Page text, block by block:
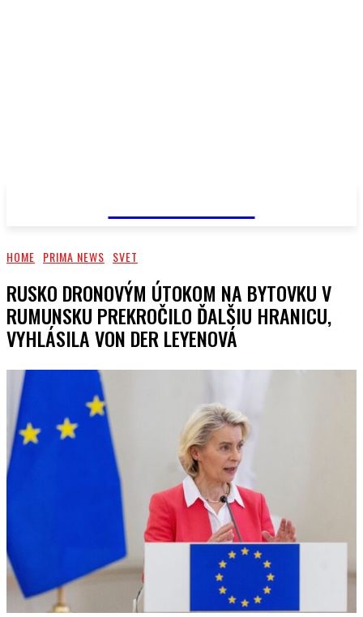
HOME PRIMA NEWS SVET
RUSKO DRONOVÝM ÚTOKOM NA BYTOVKU V
RUMUNSKU PREKROČILO ĎALŠIU HRANICU,
VYHLÁSILA VON DER LEYENOVÁ